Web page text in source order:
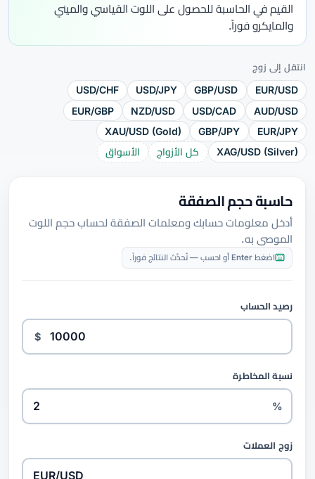
القيم في الحاسبة للحصول على اللوت القياسي والميني
والمايكرو فوراً.
انتقل إلى زوج
EUR/USD
GBP/USD
USD/JPY
USD/CHF
AUD/USD
USD/CAD
NZD/USD
EUR/GBP
EUR/JPY
GBP/JPY
XAU/USD (Gold)
XAG/USD (Silver)
كل الأزواج الأسواق
حاسبة حجم الصفقة
أدخل معلومات حسابك ومعلمات الصفقة لحساب حجم اللوت
الموصى به.
اضغط Enter أو احسب — تُحدَّث النتائج فوراً.
رصيد الحساب
$
نسبة المخاطرة
%
زوج العملات